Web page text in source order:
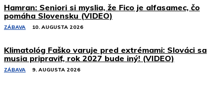
Hamran: Seniori si myslia, že Fico je alfasamec, čo
pomáha Slovensku (VIDEO)
ZÁBAVA 10. AUGUSTA 2026
Klimatológ Faško varuje pred extrémami: Slováci sa
musia pripraviť, rok 2027 bude iný! (VIDEO)
ZÁBAVA 9. AUGUSTA 2026